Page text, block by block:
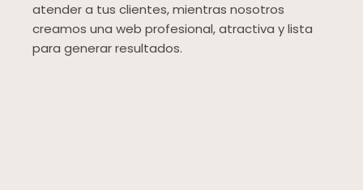
atender a tus clientes, mientras nosotros
creamos una web profesional, atractiva y lista
para generar resultados.